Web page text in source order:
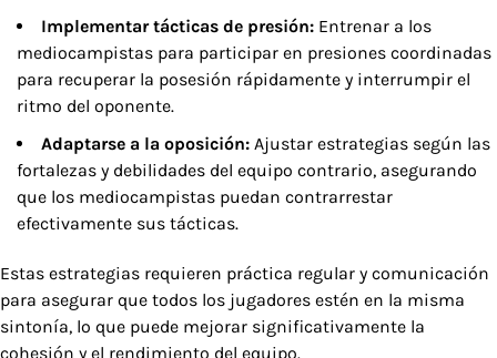
Implementar tácticas de presión: Entrenar a los
mediocampistas para participar en presiones coordinadas
para recuperar la posesión rápidamente y interrumpir el
ritmo del oponente.
Adaptarse a la oposición: Ajustar estrategias según las
fortalezas y debilidades del equipo contrario, asegurando
que los mediocampistas puedan contrarrestar
efectivamente sus tácticas.
Estas estrategias requieren práctica regular y comunicación
para asegurar que todos los jugadores estén en la misma
sintonía, lo que puede mejorar significativamente la
cohesión y el rendimiento del equipo.